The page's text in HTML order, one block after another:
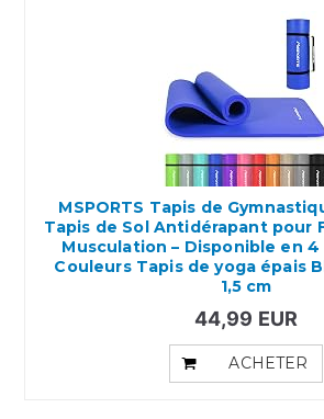
MSPORTS Tapis de
Tapis de Sol Antidérapant pour
Musculation – Disponible en 4
Couleurs Tapis de yoga épais
1,5 cm
44,99 EUR
ACHETER